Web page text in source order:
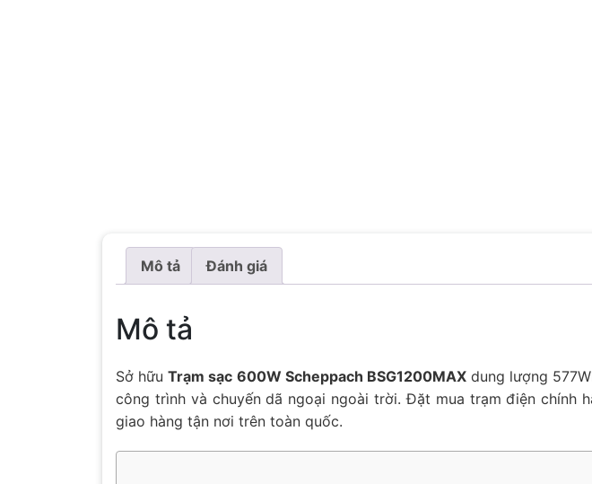
Mô tả Đánh giá
Mô tả
Sở hữuTrạm sạc 600W Scheppach BSG1200MAXdung lượng
công trình và chuyến dã ngoại ngoài trời. Đặt mua trạm điện chính
giao hàng tận nơi trên toàn quốc.